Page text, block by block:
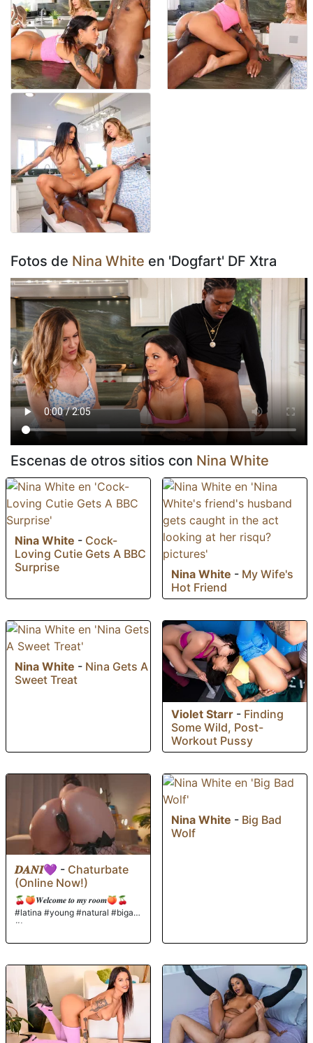
Fotos de Nina White en 'Dogfart' DF Xtra
Escenas de otros sitios con Nina White
Nina White - Cock-
Loving Cutie Gets A BBC
Surprise
Nina White - My Wife's
Hot Friend
Nina White - Nina Gets A
Sweet Treat
Violet Starr - Finding
Some Wild, Post-
Workout Pussy
𝑫𝑨𝑵𝑰💜 - Chaturbate
(Online Now!)
🍒🍑𝑾𝒆𝒍𝒄𝒐𝒎𝒆 𝒕𝒐 𝒎𝒚 𝒓𝒐𝒐𝒎🍑🍒
#latina #young #natural #bigass
#tease
Nina White - Big Bad
Wolf